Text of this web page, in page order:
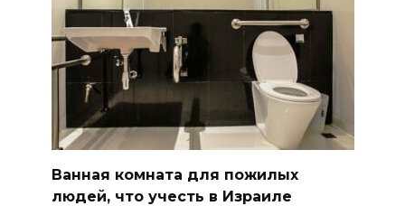
Ванная комната для пожилых
людей, что учесть в Израиле